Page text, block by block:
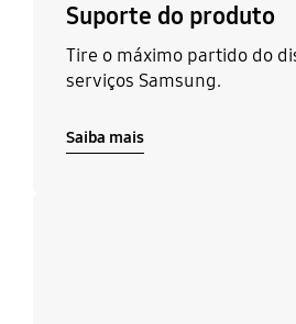
Suporte do produto
Tire o máximo partido do
serviços Samsung.
Saiba mais